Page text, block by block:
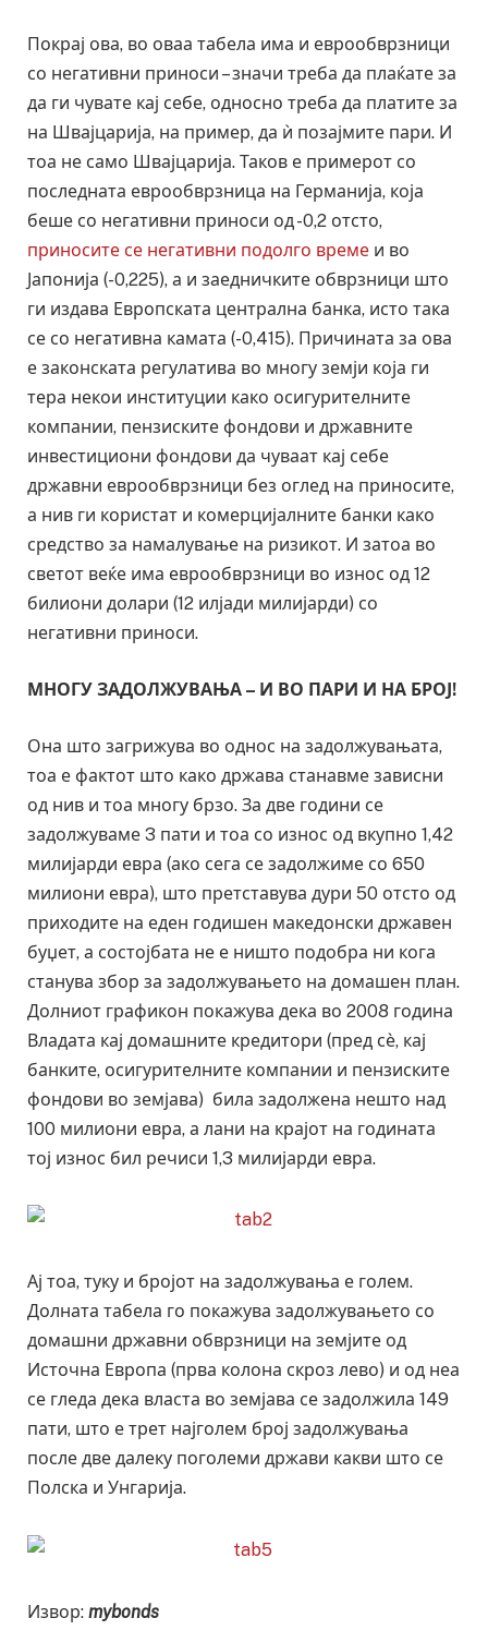
Покрај ова, во оваа табела има и еврообврзници
со негативни приноси – значи треба да плаќате за
да ги чувате кај себе, односно треба да платите за
на Швајцарија, на пример, да ѝ позајмите пари. И
тоа не само Швајцарија. Таков е примерот со
последната еврообврзница на Германија, која
беше со негативни приноси од -0,2 отсто,
приносите се негативни подолго време и во
Јапонија (-0,225), а и заедничките обврзници што
ги издава Европската централна банка, исто така
се со негативна камата (-0,415). Причината за ова
е законската регулатива во многу земји која ги
тера некои институции како осигурителните
компании, пензиските фондови и државните
инвестициони фондови да чуваат кај себе
државни еврообврзници без оглед на приносите,
а нив ги користат и комерцијалните банки како
средство за намалување на ризикот. И затоа во
светот веќе има еврообврзници во износ од 12
билиони долари (12 илјади милијарди) со
негативни приноси.
МНОГУ ЗАДОЛЖУВАЊА – И ВО ПАРИ И НА БРОЈ!
Она што загрижува во однос на задолжувањата,
тоа е фактот што како држава станавме зависни
од нив и тоа многу брзо. За две години се
задолжуваме 3 пати и тоа со износ од вкупно 1,42
милијарди евра (ако сега се задолжиме со 650
милиони евра), што претставува дури 50 отсто од
приходите на еден годишен македонски државен
буџет, а состојбата не е ништо подобра ни кога
станува збор за задолжувањето на домашен план.
Долниот графикон покажува дека во 2008 година
Владата кај домашните кредитори (пред сѐ, кај
банките, осигурителните компании и пензиските
фондови во земјава) била задолжена нешто над
100 милиони евра, а лани на крајот на годината
тој износ бил речиси 1,3 милијарди евра.
Ај тоа, туку и бројот на задолжувања е голем.
Долната табела го покажува задолжувањето со
домашни државни обврзници на земјите од
Источна Европа (прва колона скроз лево) и од неа
се гледа дека власта во земјава се задолжила 149
пати, што е трет најголем број задолжувања
после две далеку поголеми држави какви што се
Полска и Унгарија.
Извор: mybonds